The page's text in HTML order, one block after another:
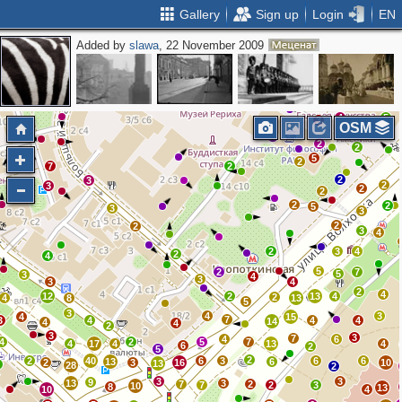
Gallery Sign up Login EN
Added byslawa, 22 November 2009
7
3
3
3
4
4
12
3
4
8
3
3
2
4
2 2
10
28
13
9 8
40 13
10
3 13
2
4
2
4
17
4 5
4
4
3
2
2
3
4
3
2
2
2
8 2
5
2
3 4
2
2
2 5
2
2 4
2
4
13
2
15
13
4
4
5
5
2
7
4
3
2
2
3
2
2
2
2
4
3
4
3
4
3
6
6
13
10
4
4
3
2
6
3
2
2
7
6
13
2
7
14
5
2
7
4
3
6
5
6
16
7 3 2
7
3
5
7
2
2
3
2
3
OSM